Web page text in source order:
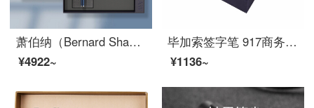
萧伯纳（Bernard Shaw）钢笔星耀墨水笔男士高档精致礼盒女朋友套装礼物学生专用练字教师送礼 夜幕蓝钢笔【墨水套装】 F尖0.6mm
¥4922~
毕加索签字笔 917商务办公签名笔礼盒装男女士礼品金属水笔0.5定制 709纯黑银夹宝珠笔+记事本礼盒套装
¥1136~